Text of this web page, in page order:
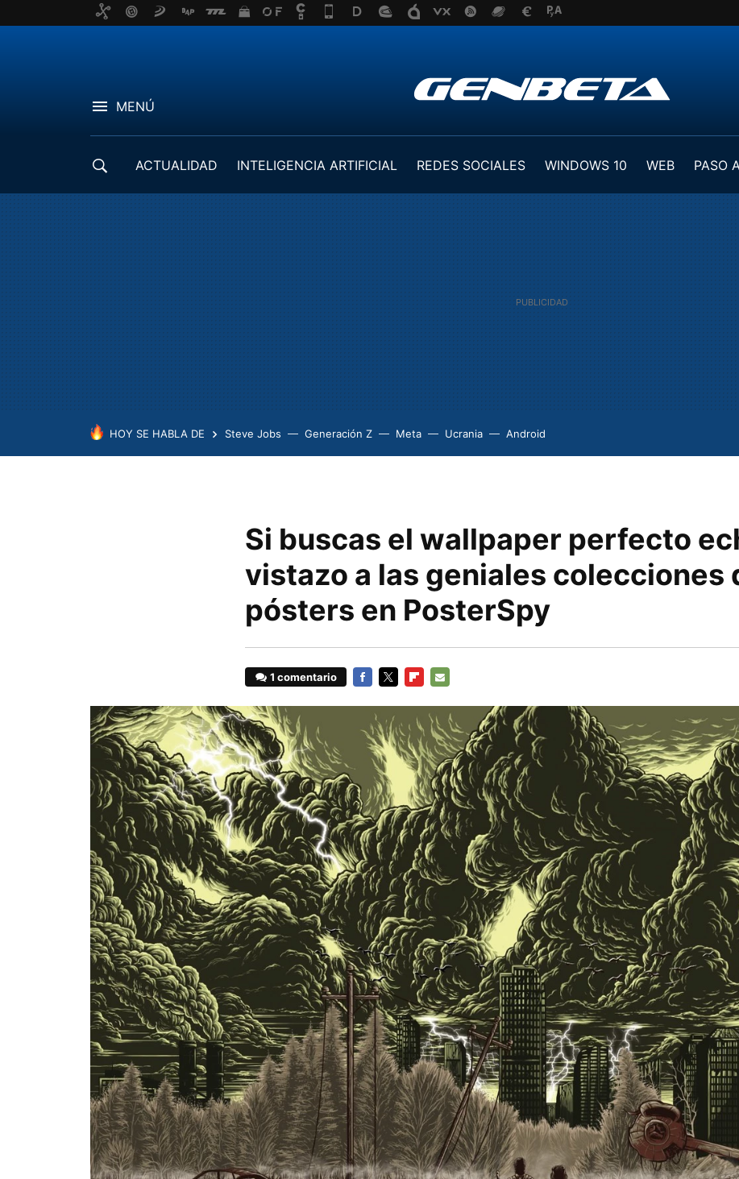
MENÚ
ACTUALIDAD INTELIGENCIA ARTIFICIAL REDES SOCIALES WINDOWS 10 WEB
PASO
HOY SE HABLA DE Steve Jobs Generación Z Meta Ucrania Android
Si buscas el wallpaper perfecto
vistazo a las geniales colecciones
pósters en PosterSpy
1 comentario
MAIL